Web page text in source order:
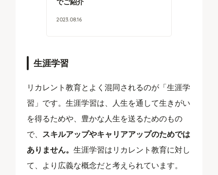
2023.08.16
生涯学習
リカレント教育とよく混同されるのが「生涯学
習」です。生涯学習は、人生を通して生きがい
を得るためや、豊かな人生を送るためのもの
で、 スキルアップやキャリアアップのためでは
ありません。生涯学習はリカレント教育に対し
て、より広義な概念だと考えられています。